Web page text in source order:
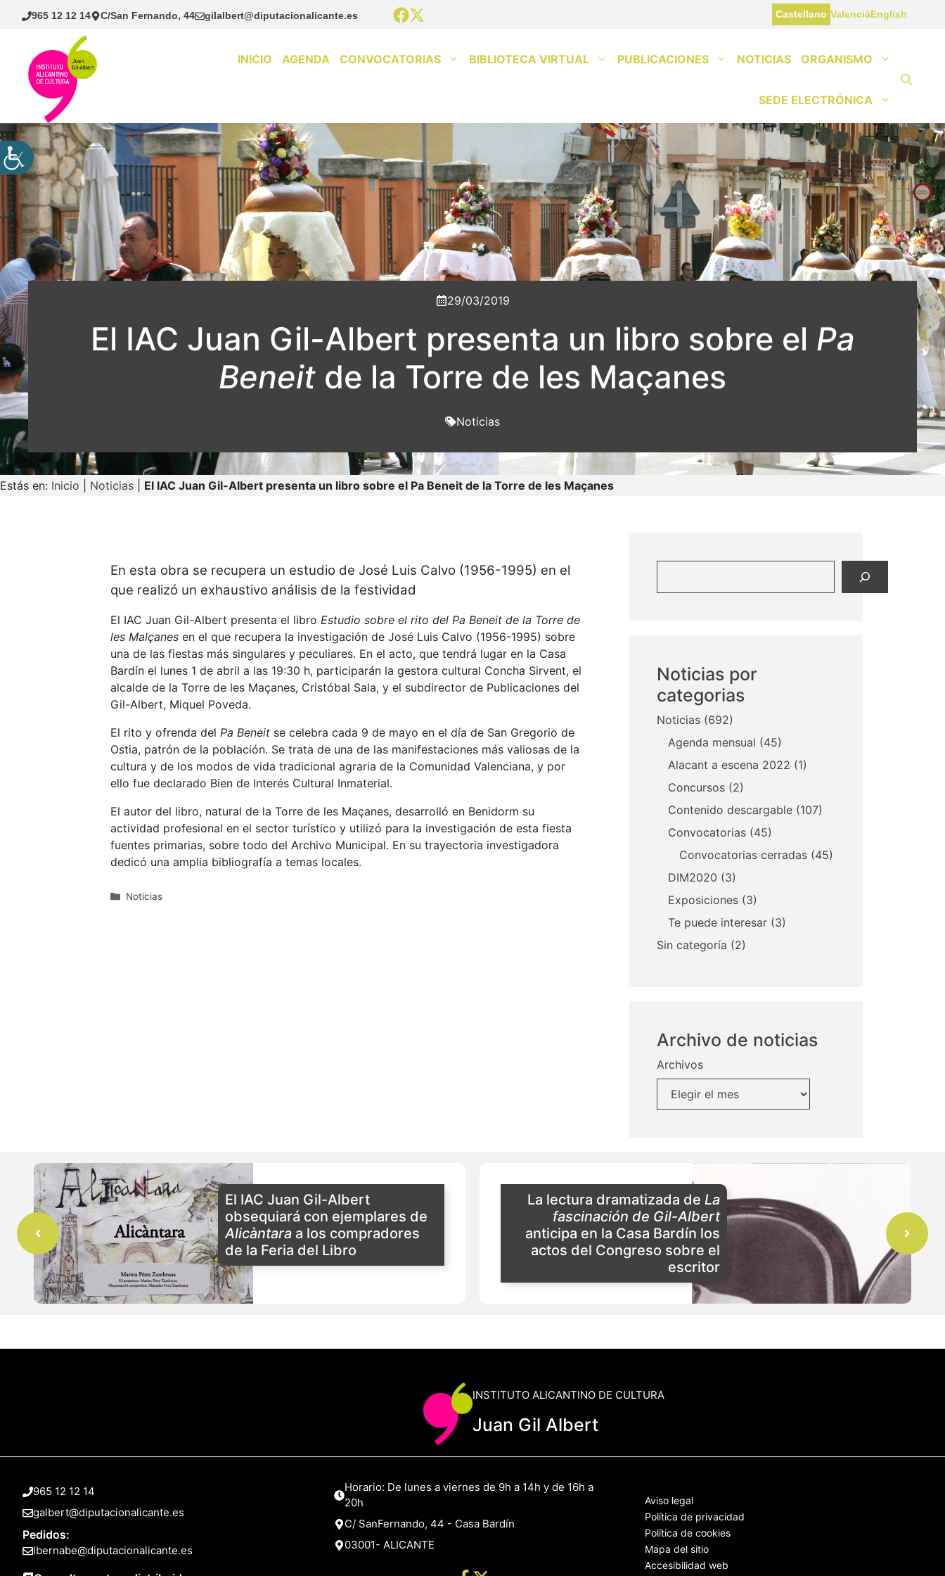
Saltar
965 12 12 14 C/San Fernando, 44 gilalbert@diputacionalicante.es Castellano ValenciàEnglish
INICIO AGENDA CONVOCATORIAS BIBLIOTECA VIRTUAL PUBLICACIONES NOTICIAS ORGANISMO
SEDE ELECTRÓNICA
29/03/2019
El IAC Juan Gil-Albert presenta un libro sobre el Pa
Beneit de la Torre de les Maçanes
Noticias
Estás en: Inicio Noticias El IAC Juan Gil-Albert presenta un libro sobre el Pa Beneit de la Torre de les Maçanes
En esta obra se recupera un estudio de José Luis Calvo (1956-1995) en el
que realizó un exhaustivo análisis de la festividad
El IAC Juan Gil-Albert presenta el libro Estudio sobre el rito del Pa Beneit de la Torre de
les Malçanes en el que recupera la investigación de José Luis Calvo (1956-1995) sobre
una de las fiestas más singulares y peculiares. En el acto, que tendrá lugar en la Casa
Bardín el lunes 1 de abril a las 19:30 h, participarán la gestora cultural Concha Sirvent, el
alcalde de la Torre de les Maçanes, Cristóbal Sala, y el subdirector de Publicaciones del
Gil-Albert, Miquel Poveda.
El rito y ofrenda del Pa Beneit se celebra cada 9 de mayo en el día de San Gregorio de
Ostia, patrón de la población. Se trata de una de las manifestaciones más valiosas de la
cultura y de los modos de vida tradicional agraria de la Comunidad Valenciana, y por
ello fue declarado Bien de Interés Cultural Inmaterial.
El autor del libro, natural de la Torre de les Maçanes, desarrolló en Benidorm su
actividad profesional en el sector turístico y utilizó para la investigación de esta fiesta
fuentes primarias, sobre todo del Archivo Municipal. En su trayectoria investigadora
dedicó una amplia bibliografía a temas locales.
Categorías
Noticias
Noticias por
categorias
Noticias (692)
Agenda mensual (45)
Alacant a escena 2022 (1)
Concursos (2)
Contenido descargable (107)
Convocatorias (45)
Convocatorias cerradas (45)
DIM2020 (3)
Exposiciones (3)
Te puede interesar (3)
Sin categoría (2)
Archivo de noticias
Archivos
El IAC Juan Gil-Albert
obsequiará con ejemplares de
Alicàntara a los compradores
de la Feria del Libro
La lectura dramatizada de La
fascinación de Gil-Albert
anticipa en la Casa Bardín los
actos del Congreso sobre el
escritor
INSTITUTO ALICANTINO DE CULTURA
Juan Gil Albert
965 12 12 14
galbert@diputacionalicante.es
Pedidos:
lbernabe@diputacionalicante.es
Horario: De lunes a viernes de 9h a 14h y de 16h a
20h
C/ SanFernando, 44 - Casa Bardín
03001- ALICANTE
Aviso legal
Política de privacidad
Política de cookies
Mapa del sitio
Accesibilidad web